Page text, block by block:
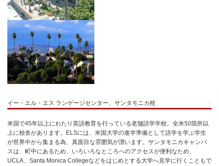
イー・エル・エス ランゲージセンター、サンタモニカ校
米国で45年以上にわたり英語教育を行っている老舗語学学校。全米50箇所以
上に校舎があります。ELSには、米国大学の進学準備として語学を学ぶ学生
が世界中から集まる為、真面目な雰囲気が漂います。サンタモニカキャンパ
スは、町中にあるため、いろいろなところへのアクセスが便利なため、
UCLA、Santa Monica Collegeなどをはじめとする大学へ見学に行くこともで